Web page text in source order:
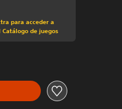
original de US$59.99
para acceder a
de juegos